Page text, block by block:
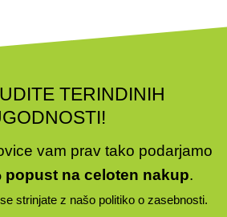
izberete
izdelka
TERINDINIH
vam prav tako podarjamo
popust na celoten nakup.
strinjate z našo politiko o zasebnosti.